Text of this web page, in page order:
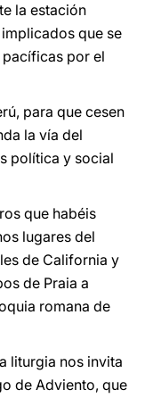
la estación
que se
por el
para que cesen
la vía del
política y social
que habéis
lugares del
de California y
de Praia a
romana de
liturgia nos invita
de Adviento, que